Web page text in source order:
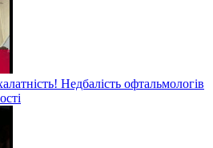
Недбалість офтальмологів